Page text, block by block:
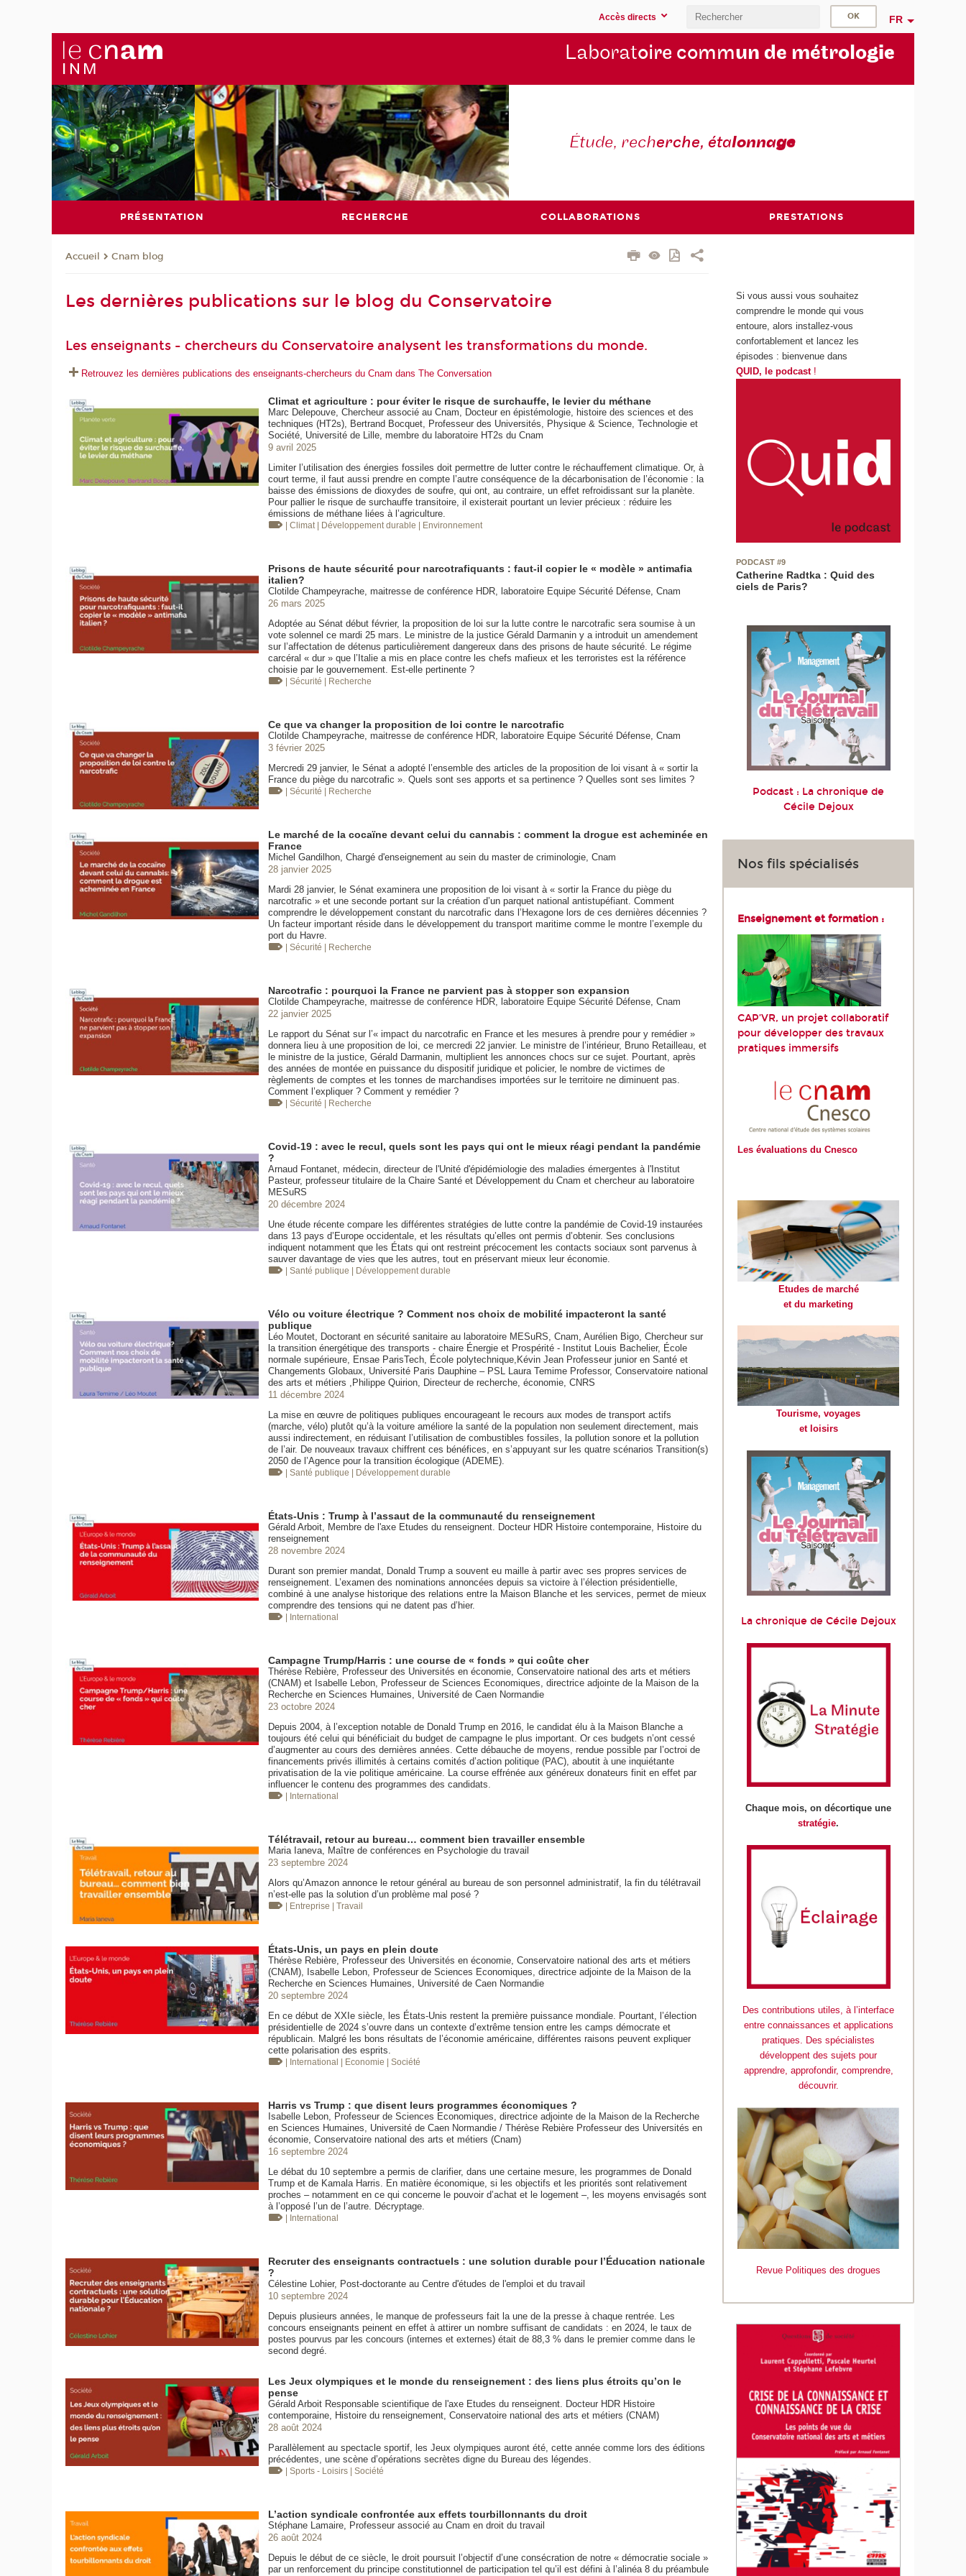
Accès directs FR
Laboratoire commun de métrologie
Étude, recherche, étalonnage
PRÉSENTATION RECHERCHE COLLABORATIONS PRESTATIONS
Accueil Cnam blog
Les dernières publications sur le blog du Conservatoire
Les enseignants - chercheurs du Conservatoire analysent les transformations du monde.
Retrouvez les dernières publications des enseignants-chercheurs du Cnam dans The Conversation
Climat et agriculture : pour éviter le risque de surchauffe, le levier du méthane
Marc Delepouve, Chercheur associé au Cnam, Docteur en épistémologie, histoire des sciences et des
techniques (HT2s), Bertrand Bocquet, Professeur des Universités, Physique & Science, Technologie et
Société, Université de Lille, membre du laboratoire HT2s du Cnam
9 avril 2025
Limiter l’utilisation des énergies fossiles doit permettre de lutter contre le réchauffement climatique. Or, à
court terme, il faut aussi prendre en compte l’autre conséquence de la décarbonisation de l’économie : la
baisse des émissions de dioxydes de soufre, qui ont, au contraire, un effet refroidissant sur la planète.
Pour pallier le risque de surchauffe transitoire, il existerait pourtant un levier précieux : réduire les
émissions de méthane liées à l’agriculture.
| Climat | Développement durable | Environnement
Prisons de haute sécurité pour narcotrafiquants : faut-il copier le « modèle » antimafia
italien?
Clotilde Champeyrache, maitresse de conférence HDR, laboratoire Equipe Sécurité Défense, Cnam
26 mars 2025
Adoptée au Sénat début février, la proposition de loi sur la lutte contre le narcotrafic sera soumise à un
vote solennel ce mardi 25 mars. Le ministre de la justice Gérald Darmanin y a introduit un amendement
sur l’affectation de détenus particulièrement dangereux dans des prisons de haute sécurité. Le régime
carcéral « dur » que l’Italie a mis en place contre les chefs mafieux et les terroristes est la référence
choisie par le gouvernement. Est-elle pertinente ?
| Sécurité | Recherche
Ce que va changer la proposition de loi contre le narcotrafic
Clotilde Champeyrache, maitresse de conférence HDR, laboratoire Equipe Sécurité Défense, Cnam
3 février 2025
Mercredi 29 janvier, le Sénat a adopté l’ensemble des articles de la proposition de loi visant à « sortir la
France du piège du narcotrafic ». Quels sont ses apports et sa pertinence ? Quelles sont ses limites ?
| Sécurité | Recherche
Le marché de la cocaïne devant celui du cannabis : comment la drogue est acheminée en
France
Michel Gandilhon, Chargé d'enseignement au sein du master de criminologie, Cnam
28 janvier 2025
Mardi 28 janvier, le Sénat examinera une proposition de loi visant à « sortir la France du piège du
narcotrafic » et une seconde portant sur la création d’un parquet national antistupéfiant. Comment
comprendre le développement constant du narcotrafic dans l’Hexagone lors de ces dernières décennies ?
Un facteur important réside dans le développement du transport maritime comme le montre l’exemple du
port du Havre.
| Sécurité | Recherche
Narcotrafic : pourquoi la France ne parvient pas à stopper son expansion
Clotilde Champeyrache, maitresse de conférence HDR, laboratoire Equipe Sécurité Défense, Cnam
22 janvier 2025
Le rapport du Sénat sur l’« impact du narcotrafic en France et les mesures à prendre pour y remédier »
donnera lieu à une proposition de loi, ce mercredi 22 janvier. Le ministre de l’intérieur, Bruno Retailleau, et
le ministre de la justice, Gérald Darmanin, multiplient les annonces chocs sur ce sujet. Pourtant, après
des années de montée en puissance du dispositif juridique et policier, le nombre de victimes de
règlements de comptes et les tonnes de marchandises importées sur le territoire ne diminuent pas.
Comment l’expliquer ? Comment y remédier ?
| Sécurité | Recherche
Covid-19 : avec le recul, quels sont les pays qui ont le mieux réagi pendant la pandémie
?
Arnaud Fontanet, médecin, directeur de l'Unité d'épidémiologie des maladies émergentes à l'Institut
Pasteur, professeur titulaire de la Chaire Santé et Développement du Cnam et chercheur au laboratoire
MESuRS
20 décembre 2024
Une étude récente compare les différentes stratégies de lutte contre la pandémie de Covid-19 instaurées
dans 13 pays d’Europe occidentale, et les résultats qu’elles ont permis d’obtenir. Ses conclusions
indiquent notamment que les États qui ont restreint précocement les contacts sociaux sont parvenus à
sauver davantage de vies que les autres, tout en préservant mieux leur économie.
| Santé publique | Développement durable
Vélo ou voiture électrique ? Comment nos choix de mobilité impacteront la santé
publique
Léo Moutet, Doctorant en sécurité sanitaire au laboratoire MESuRS, Cnam, Aurélien Bigo, Chercheur sur
la transition énergétique des transports - chaire Énergie et Prospérité - Institut Louis Bachelier, École
normale supérieure, Ensae ParisTech, École polytechnique,Kévin Jean Professeur junior en Santé et
Changements Globaux, Université Paris Dauphine – PSL Laura Temime Professor, Conservatoire national
des arts et métiers ,Philippe Quirion, Directeur de recherche, économie, CNRS
11 décembre 2024
La mise en œuvre de politiques publiques encourageant le recours aux modes de transport actifs
(marche, vélo) plutôt qu’à la voiture améliore la santé de la population non seulement directement, mais
aussi indirectement, en réduisant l’utilisation de combustibles fossiles, la pollution sonore et la pollution
de l’air. De nouveaux travaux chiffrent ces bénéfices, en s’appuyant sur les quatre scénarios Transition(s)
2050 de l’Agence pour la transition écologique (ADEME).
| Santé publique | Développement durable
États-Unis : Trump à l’assaut de la communauté du renseignement
Gérald Arboit, Membre de l'axe Etudes du renseignent. Docteur HDR Histoire contemporaine, Histoire du
renseignement
28 novembre 2024
Durant son premier mandat, Donald Trump a souvent eu maille à partir avec ses propres services de
renseignement. L’examen des nominations annoncées depuis sa victoire à l’élection présidentielle,
combiné à une analyse historique des relations entre la Maison Blanche et les services, permet de mieux
comprendre des tensions qui ne datent pas d’hier.
| International
Campagne Trump/Harris : une course de « fonds » qui coûte cher
Thérèse Rebière, Professeur des Universités en économie, Conservatoire national des arts et métiers
(CNAM) et Isabelle Lebon, Professeur de Sciences Economiques, directrice adjointe de la Maison de la
Recherche en Sciences Humaines, Université de Caen Normandie
23 octobre 2024
Depuis 2004, à l’exception notable de Donald Trump en 2016, le candidat élu à la Maison Blanche a
toujours été celui qui bénéficiait du budget de campagne le plus important. Or ces budgets n’ont cessé
d’augmenter au cours des dernières années. Cette débauche de moyens, rendue possible par l’octroi de
financements privés illimités à certains comités d’action politique (PAC), aboutit à une inquiétante
privatisation de la vie politique américaine. La course effrénée aux généreux donateurs finit en effet par
influencer le contenu des programmes des candidats.
| International
Télétravail, retour au bureau… comment bien travailler ensemble
Maria Ianeva, Maître de conférences en Psychologie du travail
23 septembre 2024
Alors qu’Amazon annonce le retour général au bureau de son personnel administratif, la fin du télétravail
n’est-elle pas la solution d’un problème mal posé ?
| Entreprise | Travail
États-Unis, un pays en plein doute
Thérèse Rebière, Professeur des Universités en économie, Conservatoire national des arts et métiers
(CNAM), Isabelle Lebon, Professeur de Sciences Economiques, directrice adjointe de la Maison de la
Recherche en Sciences Humaines, Université de Caen Normandie
20 septembre 2024
En ce début de XXIe siècle, les États-Unis restent la première puissance mondiale. Pourtant, l’élection
présidentielle de 2024 s’ouvre dans un contexte d’extrême tension entre les camps démocrate et
républicain. Malgré les bons résultats de l’économie américaine, différentes raisons peuvent expliquer
cette polarisation des esprits.
| International | Economie | Société
Harris vs Trump : que disent leurs programmes économiques ?
Isabelle Lebon, Professeur de Sciences Economiques, directrice adjointe de la Maison de la Recherche
en Sciences Humaines, Université de Caen Normandie / Thérèse Rebière Professeur des Universités en
économie, Conservatoire national des arts et métiers (Cnam)
16 septembre 2024
Le débat du 10 septembre a permis de clarifier, dans une certaine mesure, les programmes de Donald
Trump et de Kamala Harris. En matière économique, si les objectifs et les priorités sont relativement
proches – notamment en ce qui concerne le pouvoir d’achat et le logement –, les moyens envisagés sont
à l’opposé l’un de l’autre. Décryptage.
| International
Recruter des enseignants contractuels : une solution durable pour l’Éducation nationale
?
Célestine Lohier, Post-doctorante au Centre d'études de l'emploi et du travail
10 septembre 2024
Depuis plusieurs années, le manque de professeurs fait la une de la presse à chaque rentrée. Les
concours enseignants peinent en effet à attirer un nombre suffisant de candidats : en 2024, le taux de
postes pourvus par les concours (internes et externes) était de 88,3 % dans le premier comme dans le
second degré.
Les Jeux olympiques et le monde du renseignement : des liens plus étroits qu’on le
pense
Gérald Arboit Responsable scientifique de l'axe Etudes du renseignent. Docteur HDR Histoire
contemporaine, Histoire du renseignement, Conservatoire national des arts et métiers (CNAM)
28 août 2024
Parallèlement au spectacle sportif, les Jeux olympiques auront été, cette année comme lors des éditions
précédentes, une scène d’opérations secrètes digne du Bureau des légendes.
| Sports - Loisirs | Société
L’action syndicale confrontée aux effets tourbillonnants du droit
Stéphane Lamaire, Professeur associé au Cnam en droit du travail
26 août 2024
Depuis le début de ce siècle, le droit poursuit l’objectif d’une consécration de notre « démocratie sociale »
par un renforcement du principe constitutionnel de participation tel qu’il est défini à l’alinéa 8 du préambule
Si vous aussi vous souhaitez
comprendre le monde qui vous
entoure, alors installez-vous
confortablement et lancez les
épisodes : bienvenue dans
QUID, le podcast!
PODCAST #9
Catherine Radtka : Quid des
ciels de Paris?
Podcast : La chronique de
Cécile Dejoux
Nos fils spécialisés
Enseignement et formation :
CAP’VR, un projet collaboratif
pour développer des travaux
pratiques immersifs
Les évaluations du Cnesco
Etudes de marché
et du marketing
Tourisme, voyages
et loisirs
La chronique de Cécile Dejoux
Chaque mois, on décortique une
stratégie.
Des contributions utiles, à l’interface
entre connaissances et applications
pratiques. Des spécialistes
développent des sujets pour
apprendre, approfondir, comprendre,
découvrir.
Revue Politiques des drogues